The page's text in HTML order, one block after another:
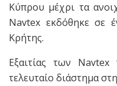
Κύπρου μέχρι τα
Νavtex εκδόθηκε σε
Κρήτης.
Εξαιτίας των
τελευταίο διάστημα